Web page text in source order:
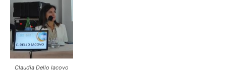
Claudia Dello Iacovo